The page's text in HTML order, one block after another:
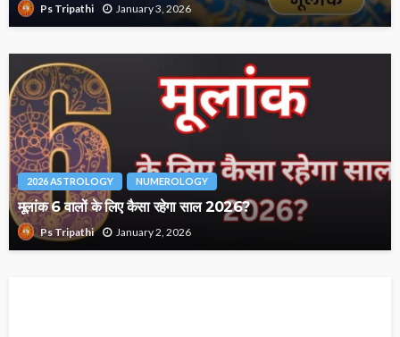
Ps Tripathi January 3, 2026
2026 ASTROLOGY NUMEROLOGY
मूलांक 6 वालों के लिए कैसा रहेगा साल 2026?
Ps Tripathi January 2, 2026